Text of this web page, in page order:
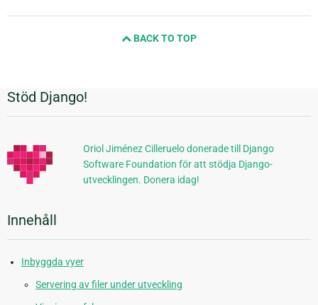
BACK TO TOP
Ytterligare
information
Stöd Django!
Oriol Jiménez Cilleruelo donerade till Django
Software Foundation för att stödja Django-
utvecklingen. Donera idag!
Innehåll
Inbyggda vyer
Servering av filer under utveckling